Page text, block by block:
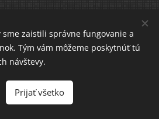
Haratík 2020 Cookies
Jazyky
English
sme zaistili správne fungovanie a
Tým vám môžeme poskytnúť tú
návštevy.
Prijať všetko